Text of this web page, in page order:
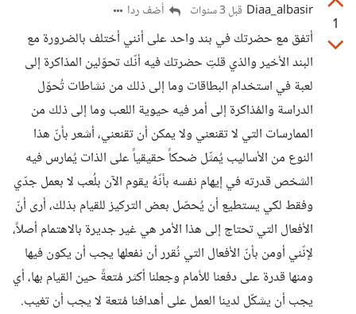
1
Diaa_albasir قبل 3 سنوات أضف ردا
أتفق مع حضرتك في بند واحد على أنني أختلف بالضرورة مع
البند الأخير والذي قلتِ حضرتك فيه أنّك تحوّلين المذاكرة إلى
لعبة في استخدام البطاقات وما إلى ذلك من نشاطات تُحوّل
الدراسة والمُذاكرة إلى أمر فيه حيوية اللعب وما إلى ذلك من
الممارسات التي لا تقنعني ولا يمكن أن تقنعني، أشعر بأنّ هذا
النوع من الأساليب يُمثّل ضحكاً حقيقياً على الذات يُمارس فيه
الشخص قدرته في إيهام نفسه بأنّهُ يقوم الآن بلُعب لا بعمل جدّي
وفقط لكي يستطيع أن يُحصّل بعض التركيز للقيام بذلك، أرى أنّ
الأفعال التي تحتاج إلى هذا الأمر هي غير جديرة بالاهتمام أصلاً،
لإنّني أومن بأنّ الأفعال التي نُقرر أن نفعلها يجب أن يكون فيها
ومنها قدرة على دفعنا للأمام وجعلنا أكثر مُتعةً حين القيام بها، أي
يجب أن يشكّل لدينا العمل على أهدافنا مُتعة لا يجب أن تغيب.